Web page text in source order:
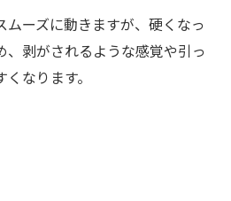
ムーズに動きますが、硬くなっ
、剥がされるような感覚や引っ
なります。